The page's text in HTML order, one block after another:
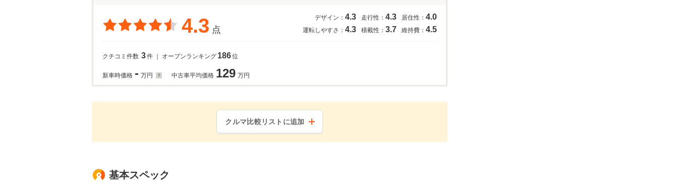
4.3 点
デザイン： 4.3 走行性： 4.3 居住性： 4.0
運転しやすさ： 4.3 積載性： 3.7 維持費： 4.5
クチコミ件数 3件 ｜ オープンランキング 186位
新車時価格 - 万円 中古車平均価格 129 万円
クルマ比較リストに追加
基本スペック